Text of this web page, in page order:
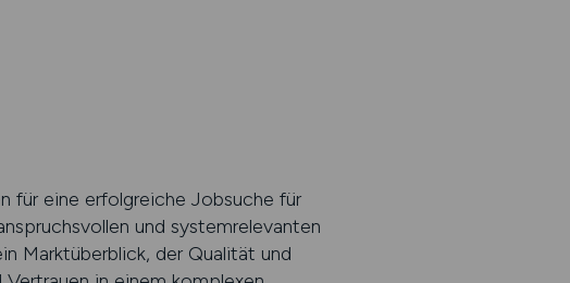
für eine erfolgreiche Jobsuche für
und systemrelevanten
Marktüberblick, der Qualität und